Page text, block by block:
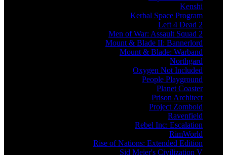
Kenshi
Kerbal Space Program
Left 4 Dead 2
Men of War: Assault Squad 2
Mount & Blade II: Bannerlord
Mount & Blade: Warband
Northgard
Oxygen Not Included
People Playground
Planet Coaster
Prison Architect
Project Zomboid
Ravenfield
Rebel Inc: Escalation
RimWorld
Rise of Nations: Extended Edition
Sid Meier's Civilization V